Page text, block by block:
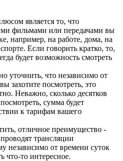
является то, что
фильмами или передачами вы
например, на работе, дома, на
Если говорить кратко, то,
будет возможность смотреть
уточнить, что независимо от
захотите посмотреть, это
Неважно, сколько десятков
сумма будет
к тарифам вашего
отличное преимущество -
трансляции
независимо от времени суток
что-то интересное.